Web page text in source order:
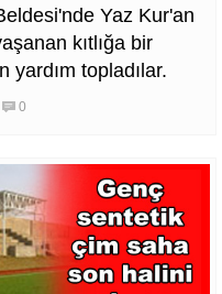
Yaz Kur'an
kıtlığa bir
yardım topladılar.
0